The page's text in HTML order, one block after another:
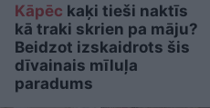
Kāpēc kaķi tieši naktīs
kā traki skrien pa māju?
Beidzot izskaidrots šis
dīvainais mīluļa
paradums